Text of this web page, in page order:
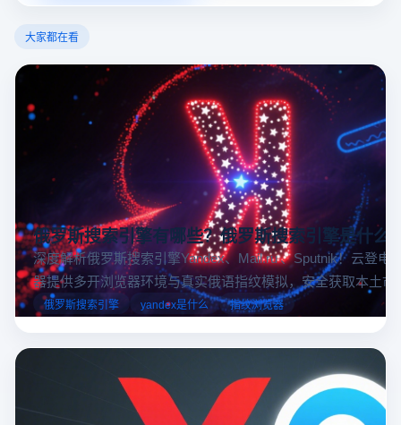
大家都在看
俄罗斯搜索引擎有哪些？俄罗斯搜索引擎是什么
深度解析俄罗斯搜索引擎Yandex、Mail.ru 、Sputnik！云登电
器提供多开浏览器环境与真实俄语指纹模拟，安全获取本土市
据，助力跨境电商精准决策。
俄罗斯搜索引擎 yandex是什么 指纹浏览器